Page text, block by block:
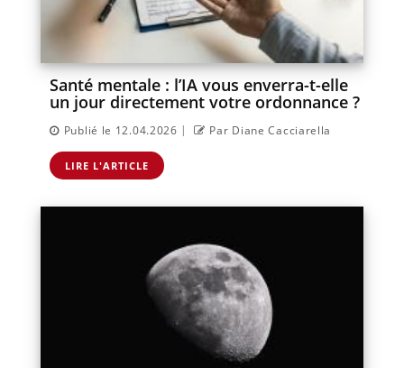
Santé mentale : l’IA vous enverra-t-elle
un jour directement votre ordonnance ?
Publié le 12.04.2026 | Par Diane Cacciarella
LIRE L'ARTICLE